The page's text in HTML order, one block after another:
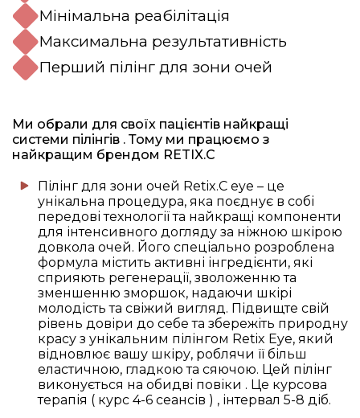
Мінімальна реабілітація
Максимальна результативність
Перший пілінг для зони очей
Ми обрали для своїх пацієнтів найкращі
системи пілінгів . Тому ми працюємо з
найкращим брендом RETIX.C
Пілінг для зони очей Retix.C eye – це
унікальна процедура, яка поєднує в собі
передові технології та найкращі компоненти
для інтенсивного догляду за ніжною шкірою
довкола очей. Його спеціально розроблена
формула містить активні інгредієнти, які
сприяють регенерації, зволоженню та
зменшенню зморшок, надаючи шкірі
молодість та свіжий вигляд. Підвищте свій
рівень довіри до себе та збережіть природну
красу з унікальним пілінгом Retix Eye, який
відновлює вашу шкіру, роблячи її більш
еластичною, гладкою та сяючою. Цей пілінг
виконується на обидві повіки . Це курсова
терапія ( курс 4-6 сеансів ) , інтервал 5-8 діб.